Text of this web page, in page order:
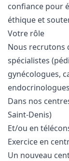
confiance pour
éthique et
Votre rôle
Nous recrutons
spécialistes
gynécologues,
Dans nos
Saint-Denis)
Et/ou en
Exercice en
Un nouveau